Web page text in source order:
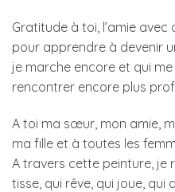
Gratitude à toi, l’amie avec
pour apprendre à devenir
je marche encore et qui
rencontrer encore plus
A toi ma sœur, mon amie,
ma fille et à toutes les
A travers cette peinture, je
tisse, qui rêve, qui joue, qui